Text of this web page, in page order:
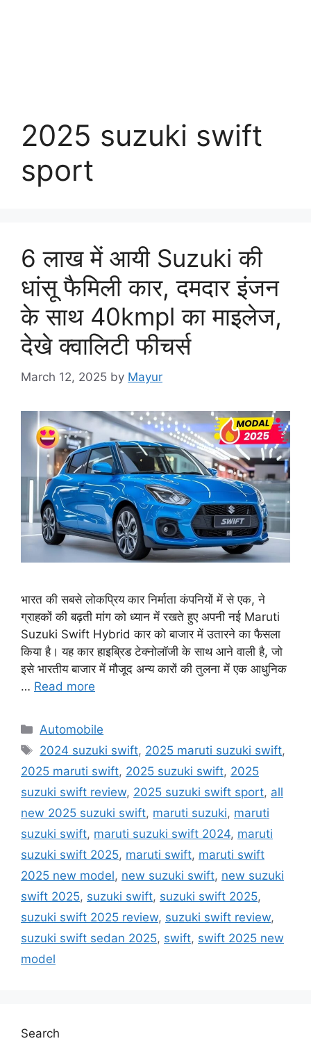
2025 suzuki swift
sport
6 लाख में आयी Suzuki की
धांसू फैमिली कार, दमदार इंजन
के साथ 40kmpl का माइलेज,
देखे क्वालिटी फीचर्स
March 12, 2025 by Mayur
भारत की सबसे लोकप्रिय कार निर्माता कंपनियों में से एक, ने
ग्राहकों की बढ़ती मांग को ध्यान में रखते हुए अपनी नई Maruti
Suzuki Swift Hybrid कार को बाजार में उतारने का फैसला
किया है। यह कार हाइब्रिड टेक्नोलॉजी के साथ आने वाली है, जो
इसे भारतीय बाजार में मौजूद अन्य कारों की तुलना में एक आधुनिक
… Read more
Categories
Automobile
Tags
2024 suzuki swift, 2025 maruti suzuki swift,
2025 maruti swift, 2025 suzuki swift, 2025
suzuki swift review, 2025 suzuki swift sport, all
new 2025 suzuki swift, maruti suzuki, maruti
suzuki swift, maruti suzuki swift 2024, maruti
suzuki swift 2025, maruti swift, maruti swift
2025 new model, new suzuki swift, new suzuki
swift 2025, suzuki swift, suzuki swift 2025,
suzuki swift 2025 review, suzuki swift review,
suzuki swift sedan 2025, swift, swift 2025 new
model
Search